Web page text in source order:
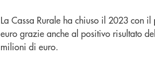
La Cassa Rurale ha chiuso il 2023 con il
euro grazie anche al positivo risultato
milioni di euro.